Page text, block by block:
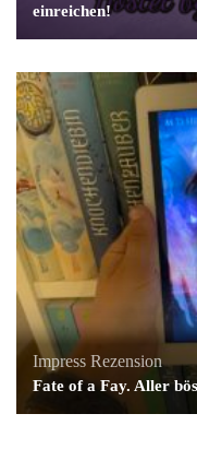
einreichen!
Impress Rezension
Fate of a Fay. Aller